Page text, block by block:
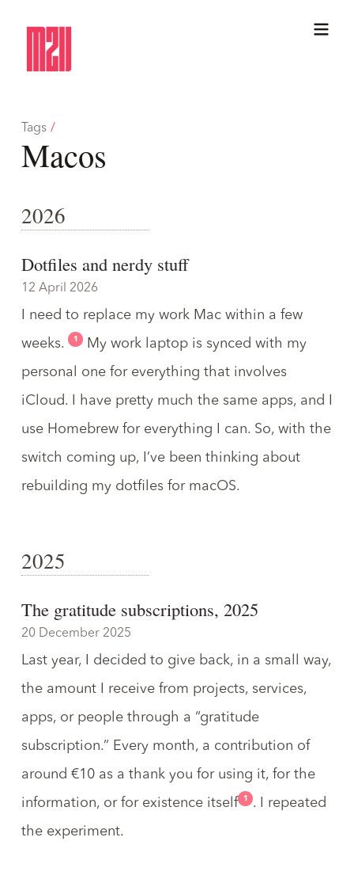
Tags /
Macos
2026
Dotfiles and nerdy stuff
12 April 2026
I need to replace my work Mac within a few
weeks.
1
My work laptop is synced with my
personal one for everything that involves
iCloud. I have pretty much the same apps, and I
use Homebrew for everything I can. So, with the
switch coming up, I’ve been thinking about
rebuilding my dotfiles for macOS.
2025
The gratitude subscriptions, 2025
20 December 2025
Last year, I decided to give back, in a small way,
the amount I receive from projects, services,
apps, or people through a “gratitude
subscription.” Every month, a contribution of
around €10 as a thank you for using it, for the
information, or for existence itself
1
. I repeated
the experiment.